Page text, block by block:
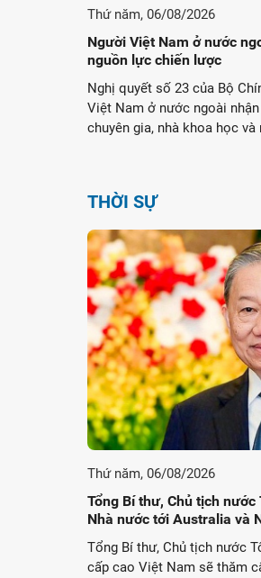
Thứ năm, 06/08/2026
Người Việt Nam ở nước
nguồn lực chiến lược
Nghị quyết số 23 của Bộ
Việt Nam ở nước ngoài
chuyên gia, nhà khoa học
THỜI SỰ
Thứ năm, 06/08/2026
Tổng Bí thư, Chủ tịch
Nhà nước tới Australia và
Tổng Bí thư, Chủ tịch nước
cấp cao Việt Nam sẽ thăm